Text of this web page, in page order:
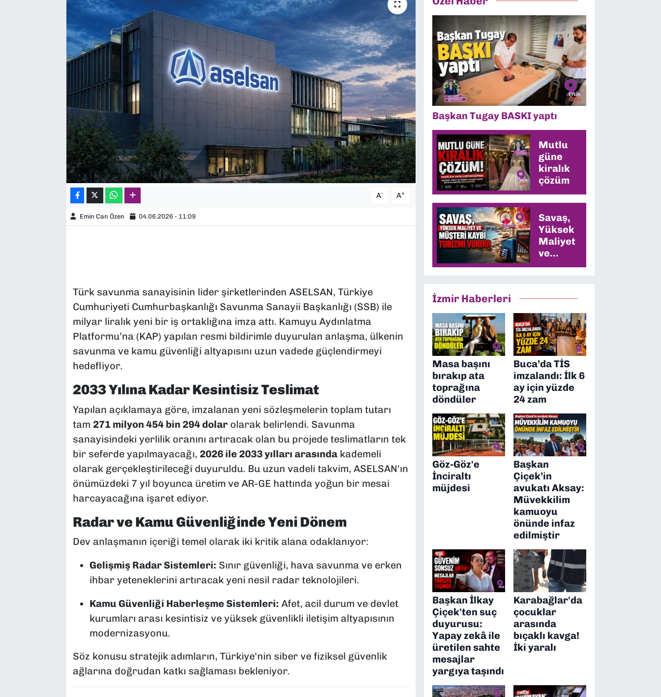
A- A+
Emin Can Özen 04.06.2026 - 11:09
Türk savunma sanayisinin lider şirketlerinden ASELSAN, Türkiye
Cumhuriyeti Cumhurbaşkanlığı Savunma Sanayii Başkanlığı (SSB) ile
milyar liralık yeni bir iş ortaklığına imza attı. Kamuyu Aydınlatma
Platformu’na (KAP) yapılan resmi bildirimle duyurulan anlaşma, ülkenin
savunma ve kamu güvenliği altyapısını uzun vadede güçlendirmeyi
hedefliyor.
2033 Yılına Kadar Kesintisiz Teslimat
Yapılan açıklamaya göre, imzalanan yeni sözleşmelerin toplam tutarı
tam 271 milyon 454 bin 294 dolarolarak belirlendi. Savunma
sanayisindeki yerlilik oranını artıracak olan bu projede teslimatların tek
bir seferde yapılmayacağı, 2026 ile 2033 yılları arasındakademeli
olarak gerçekleştirileceği duyuruldu. Bu uzun vadeli takvim, ASELSAN'ın
önümüzdeki 7 yıl boyunca üretim ve AR-GE hattında yoğun bir mesai
harcayacağına işaret ediyor.
Radar ve Kamu Güvenliğinde Yeni Dönem
Dev anlaşmanın içeriği temel olarak iki kritik alana odaklanıyor:
Gelişmiş Radar Sistemleri: Sınır güvenliği, hava savunma ve erken
ihbar yeteneklerini artıracak yeni nesil radar teknolojileri.
Kamu Güvenliği Haberleşme Sistemleri: Afet, acil durum ve devlet
kurumları arası kesintisiz ve yüksek güvenlikli iletişim altyapısının
modernizasyonu.
Söz konusu stratejik adımların, Türkiye'nin siber ve fiziksel güvenlik
ağlarına doğrudan katkı sağlaması bekleniyor.
Başkan Tugay BASKI yaptı
Mutlu
güne
kiralık
çözüm
Savaş,
Yüksek
Maliyet
ve
Müşteri
Vurdu
İzmir Haberleri
Masa başını
bırakıp ata
toprağına
döndüler
Buca’da TİS
imzalandı: İlk 6
ay için yüzde
24 zam
Göz-Göz'e
İnciraltı
müjdesi
Başkan
Çiçek’in
avukatı Aksay:
Müvekkilim
kamuoyu
önünde infaz
edilmiştir
Başkan İlkay
Çiçek'ten suç
duyurusu:
Yapay zekâ ile
üretilen sahte
mesajlar
yargıya taşındı
Karabağlar'da
çocuklar
arasında
bıçaklı kavga!
İki yaralı
YEREL YÖNETİMLER